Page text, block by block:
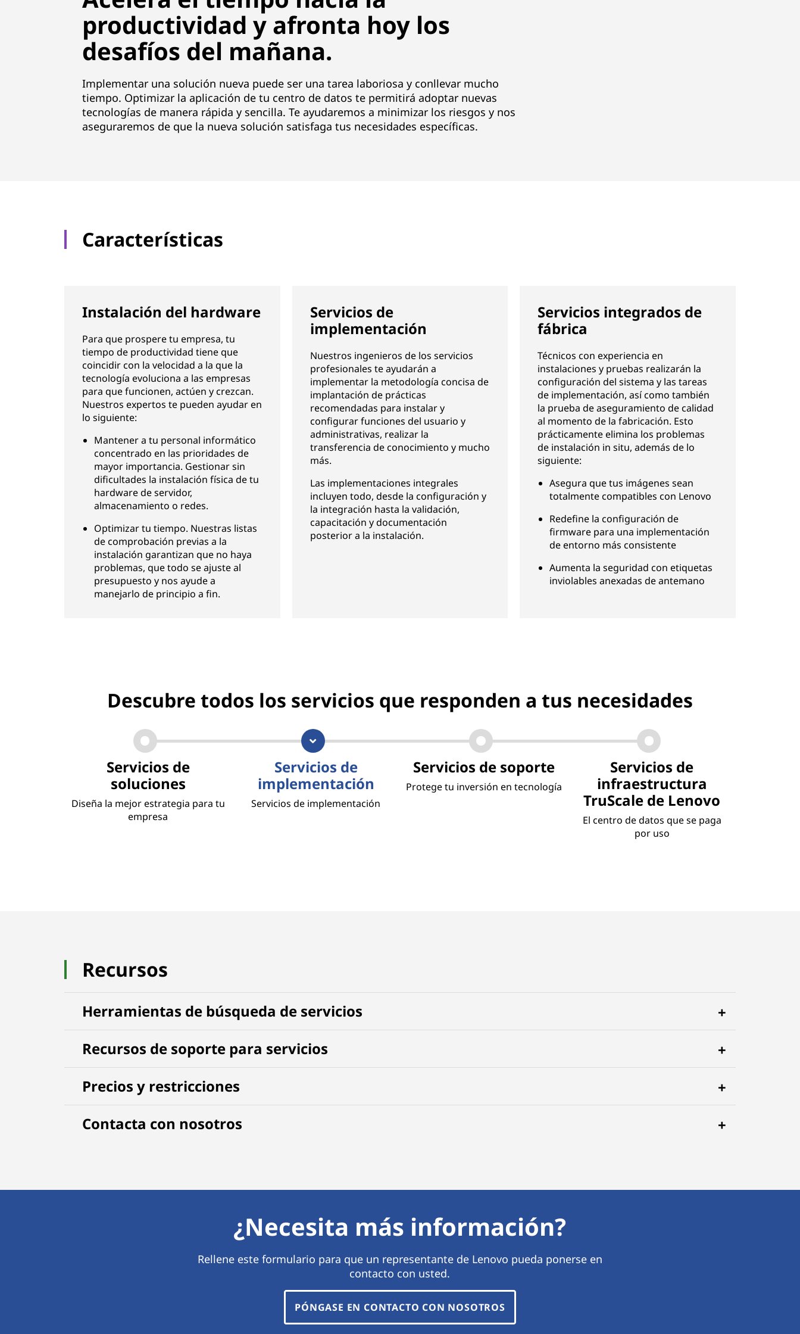
productividad y afronta hoy los
desafíos del mañana.
Implementar una solución nueva puede ser una tarea laboriosa y conllevar mucho
tiempo. Optimizar la aplicación de tu centro de datos te permitirá adoptar nuevas
tecnologías de manera rápida y sencilla. Te ayudaremos a minimizar los riesgos y nos
aseguraremos de que la nueva solución satisfaga tus necesidades específicas.
Características
Instalación del hardware
Para que prospere tu empresa, tu
tiempo de productividad tiene que
coincidir con la velocidad a la que la
tecnología evoluciona a las empresas
para que funcionen, actúen y crezcan.
Nuestros expertos te pueden ayudar en
lo siguiente:
Mantener a tu personal informático
concentrado en las prioridades de
mayor importancia. Gestionar sin
dificultades la instalación física de tu
hardware de servidor,
almacenamiento o redes.
Optimizar tu tiempo. Nuestras listas
de comprobación previas a la
instalación garantizan que no haya
problemas, que todo se ajuste al
presupuesto y nos ayude a
manejarlo de principio a fin.
Servicios de
implementación
Nuestros ingenieros de los servicios
profesionales te ayudarán a
implementar la metodología concisa de
implantación de prácticas
recomendadas para instalar y
configurar funciones del usuario y
administrativas, realizar la
transferencia de conocimiento y mucho
más.
Las implementaciones integrales
incluyen todo, desde la configuración y
la integración hasta la validación,
capacitación y documentación
posterior a la instalación.
Servicios integrados de
fábrica
Técnicos con experiencia en
instalaciones y pruebas realizarán la
configuración del sistema y las tareas
de implementación, así como también
la prueba de aseguramiento de calidad
al momento de la fabricación. Esto
prácticamente elimina los problemas
de instalación in situ, además de lo
siguiente:
Asegura que tus imágenes sean
totalmente compatibles con Lenovo
Redefine la configuración de
firmware para una implementación
de entorno más consistente
Aumenta la seguridad con etiquetas
inviolables anexadas de antemano
Descubre todos los servicios que responden a tus necesidades
Servicios de
soluciones
Diseña la mejor estrategia para tu
empresa
Servicios de
implementación
Servicios de implementación
Servicios de soporte
Protege tu inversión en tecnología
Servicios de
infraestructura
TruScale de Lenovo
El centro de datos que se paga
por uso
Recursos
Herramientas de búsqueda de servicios
Recursos de soporte para servicios
Precios y restricciones
Contacta con nosotros
¿Necesita más información?
Rellene este formulario para que un representante de Lenovo pueda ponerse en
contacto con usted.
PÓNGASE EN CONTACTO CON NOSOTROS